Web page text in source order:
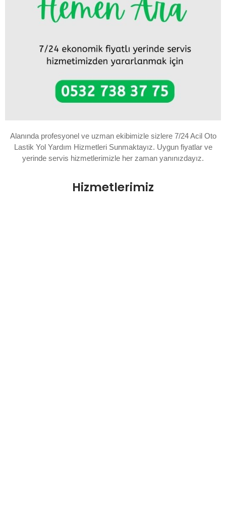
Alanında profesyonel ve uzman ekibimizle sizlere 7/24 Acil Oto
Lastik Yol Yardım Hizmetleri Sunmaktayız. Uygun fiyatlar ve
yerinde servis hizmetlerimizle her zaman yanınızdayız.
Hizmetlerimiz